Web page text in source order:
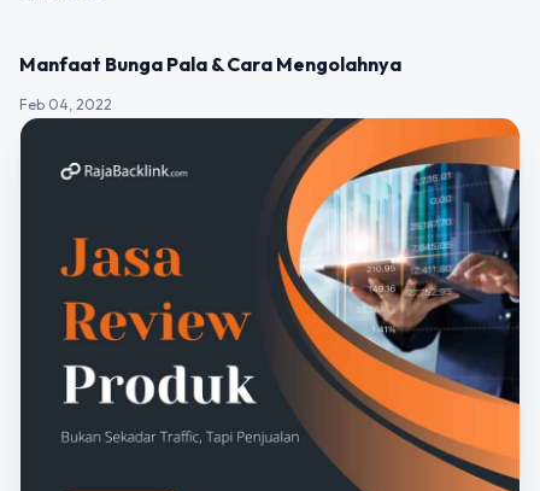
Manfaat Bunga Pala & Cara Mengolahnya
Feb 04, 2022